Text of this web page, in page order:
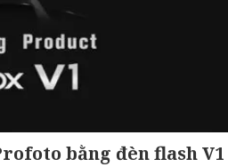
bằng đèn flash